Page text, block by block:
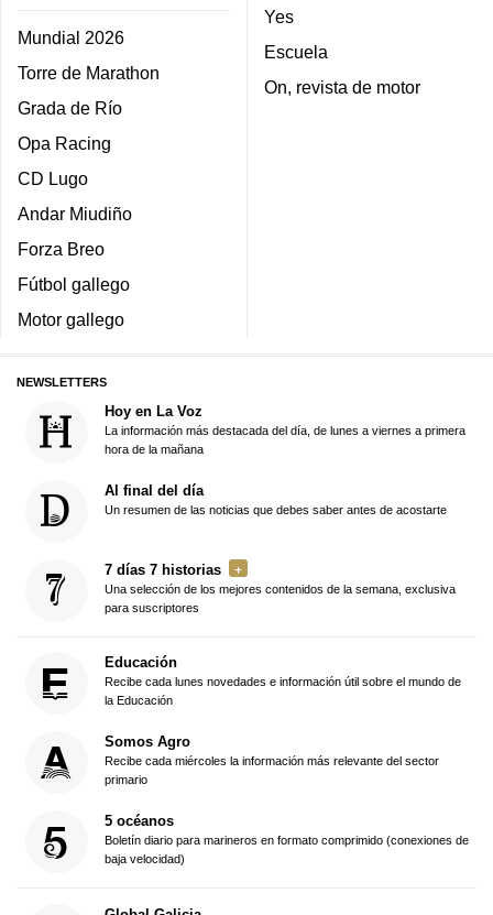
Mundial 2026
Torre de Marathon
Grada de Río
Opa Racing
CD Lugo
Andar Miudiño
Forza Breo
Fútbol gallego
Motor gallego
Yes
Escuela
On, revista de motor
NEWSLETTERS
Hoy en La Voz
La información más destacada del día, de lunes a viernes a primera
hora de la mañana
Al final del día
Un resumen de las noticias que debes saber antes de acostarte
7 días 7 historias
Una selección de los mejores contenidos de la semana, exclusiva
para suscriptores
Educación
Recibe cada lunes novedades e información útil sobre el mundo de
la Educación
Somos Agro
Recibe cada miércoles la información más relevante del sector
primario
5 océanos
Boletín diario para marineros en formato comprimido (conexiones de
baja velocidad)